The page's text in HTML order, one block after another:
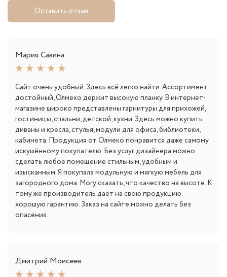
Оставить отзыв
Мария Савина
Сайт очень удобный. Здесь всё легко найти. Ассортимент
достойный, Олмеко держит высокую планку. В интернет-
магазине широко представлены гарнитуры для прихожей,
гостиницы, спальни, детской, кухни. Здесь можно купить
диваны и кресла, стулья, модули для офиса, библиотеки,
кабинета. Продукция от Олмеко понравится даже самому
искушённому покупателю. Без услуг дизайнера можно
сделать любое помещение стильным, удобным и
изысканным. Я покупала модульную и мягкую мебель для
загородного дома. Могу сказать, что качество на высоте. К
тому же производитель даёт на свою продукцию
хорошую гарантию. Заказ на сайте можно делать без
опасения.
Дмитрий Моисеев